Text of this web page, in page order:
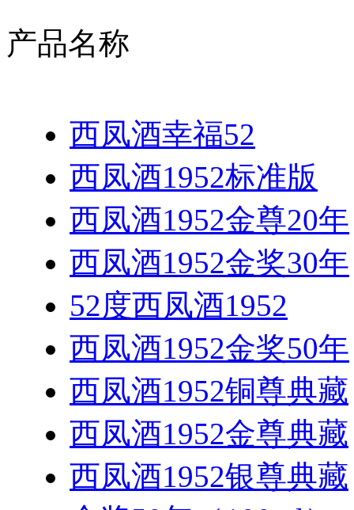
产品名称
西凤酒幸福52
西凤酒1952标准版
西凤酒1952金尊20年
西凤酒1952金奖30年
52度西凤酒1952
西凤酒1952金奖50年
西凤酒1952铜尊典藏
西凤酒1952金尊典藏
西凤酒1952银尊典藏